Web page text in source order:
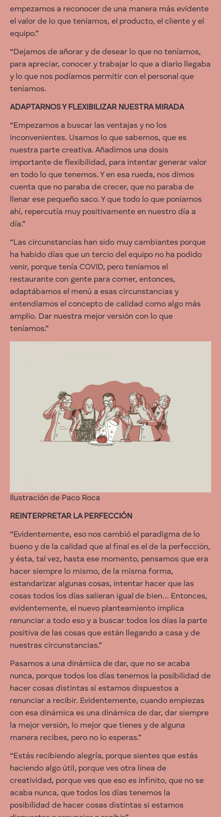
empezamos a reconocer de una manera más evidente
el valor de lo que teníamos, el producto, el cliente y el
equipo.”
“Dejamos de añorar y de desear lo que no teníamos,
para apreciar, conocer y trabajar lo que a diario llegaba
y lo que nos podíamos permitir con el personal que
teníamos.
ADAPTARNOS Y FLEXIBILIZAR NUESTRA MIRADA
“Empezamos a buscar las ventajas y no los
inconvenientes. Usamos lo que sabemos, que es
nuestra parte creativa. Añadimos una dosis
importante de flexibilidad, para intentar generar valor
en todo lo que tenemos. Y en esa rueda, nos dimos
cuenta que no paraba de crecer, que no paraba de
llenar ese pequeño saco. Y que todo lo que poníamos
ahí, repercutía muy positivamente en nuestro día a
día.”
“Las circunstancias han sido muy cambiantes porque
ha habido días que un tercio del equipo no ha podido
venir, porque tenía COVID, pero teníamos el
restaurante con gente para comer, entonces,
adaptábamos el menú a esas circunstancias y
entendíamos el concepto de calidad como algo más
amplio. Dar nuestra mejor versión con lo que
teníamos.”
Ilustración de Paco Roca
REINTERPRETAR LA PERFECCIÓN
“Evidentemente, eso nos cambió el paradigma de lo
bueno y de la calidad que al final es el de la perfección,
y ésta, tal vez, hasta ese momento, pensamos que era
hacer siempre lo mismo, de la misma forma,
estandarizar algunas cosas, intentar hacer que las
cosas todos los días salieran igual de bien… Entonces,
evidentemente, el nuevo planteamiento implica
renunciar a todo eso y a buscar todos los días la parte
positiva de las cosas que están llegando a casa y de
nuestras circunstancias.”
Pasamos a una dinámica de dar, que no se acaba
nunca, porque todos los días tenemos la posibilidad de
hacer cosas distintas si estamos dispuestos a
renunciar a recibir. Evidentemente, cuando empiezas
con esa dinámica es una dinámica de dar, dar siempre
la mejor versión, lo mejor que tienes y de alguna
manera recibes, pero no lo esperas.”
“Estás recibiendo alegría, porque sientes que estás
haciendo algo útil, porque ves otra línea de
creatividad, porque ves que eso es infinito, que no se
acaba nunca, que todos los días tenemos la
posibilidad de hacer cosas distintas si estamos